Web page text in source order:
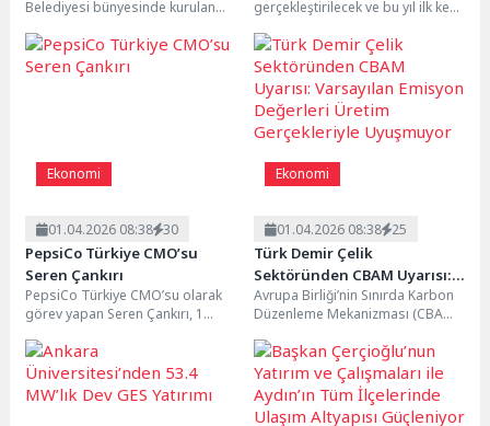
Belediyesi bünyesinde kurulan
bireyleri İŞ-İN Programı...
TL’lik hacim
gerçekleştirilecek ve bu yıl ilk kez
Ekonomi
01.04.2026 08:38 30
PepsiCo Türkiye CMO’su
Seren Çankırı
PepsiCo Türkiye CMO’su olarak
görev yapan Seren Çankırı, 1
Krallık ve...
Ekonomi
01.04.2026 08:38 25
Türk Demir Çelik
Sektöründen CBAM Uyarısı:
Varsayılan Emisyon Değerleri
Üretim Gerçekleriyle
Uyuşmuyor
Avrupa Birliği’nin Sınırda Karbon
Düzenleme Mekanizması (CBAM)
emisyon değerleri, Türkiye’nin
düşük karbonlu...